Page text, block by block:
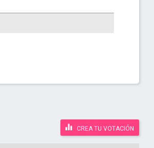
CREA TU VOTACIÓN